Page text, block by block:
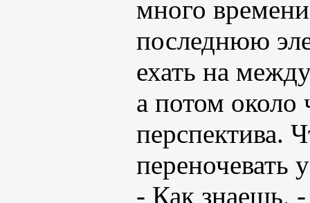
много
последнюю
ехать на
а потом около
перспектива.
переночевать
- Как знаешь,